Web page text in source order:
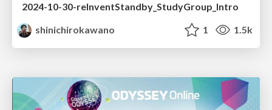
2024-10-30-reInventStandby_StudyGroup_Intro
shinichirokawano
1 1.5k